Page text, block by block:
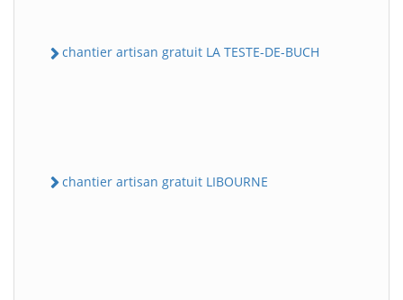
chantier artisan gratuit LA TESTE-DE-BUCH
chantier artisan gratuit LIBOURNE